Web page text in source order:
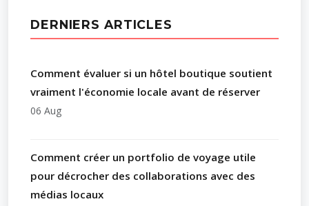
DERNIERS ARTICLES
Comment évaluer si un hôtel boutique soutient
vraiment l'économie locale avant de réserver
06 Aug
Comment créer un portfolio de voyage utile
pour décrocher des collaborations avec des
médias locaux